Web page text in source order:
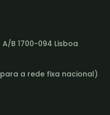
B 1700-094 Lisboa
a rede fixa nacional)